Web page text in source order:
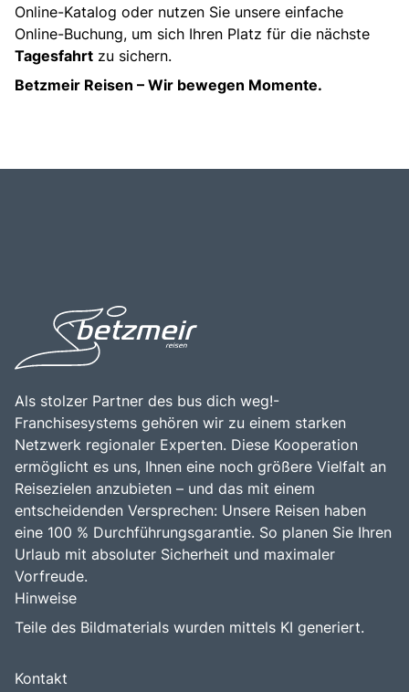
Online-Katalog oder nutzen Sie unsere einfache
Online-Buchung, um sich Ihren Platz für die nächste
Tagesfahrt zu sichern.
Betzmeir Reisen – Wir bewegen Momente.
Als stolzer Partner des bus dich weg!-
Franchisesystems gehören wir zu einem starken
Netzwerk regionaler Experten. Diese Kooperation
ermöglicht es uns, Ihnen eine noch größere Vielfalt an
Reisezielen anzubieten – und das mit einem
entscheidenden Versprechen: Unsere Reisen haben
eine 100 % Durchführungsgarantie. So planen Sie Ihren
Urlaub mit absoluter Sicherheit und maximaler
Vorfreude.
Hinweise
Teile des Bildmaterials wurden mittels KI generiert.
Kontakt